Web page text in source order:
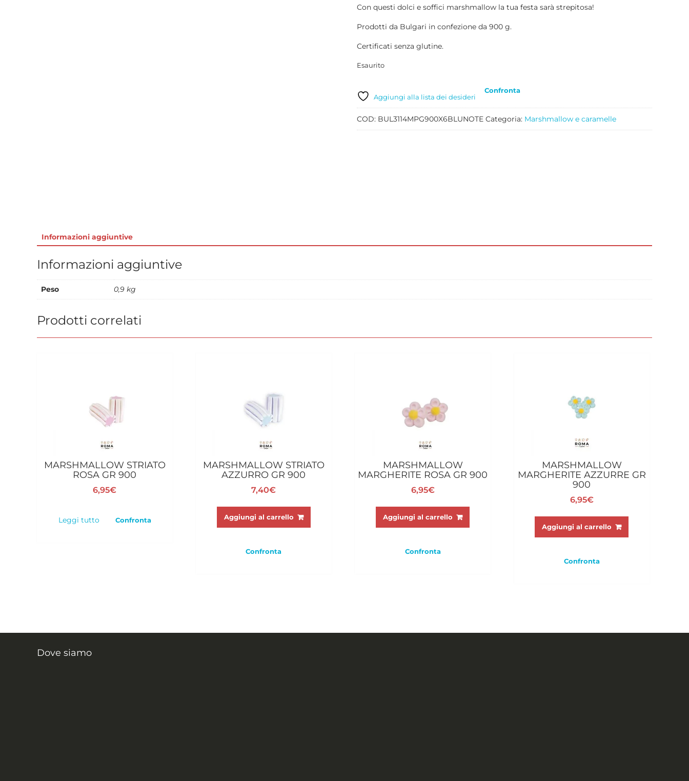
Con questi dolci e soffici marshmallow la tua festa sarà strepitosa!
Prodotti da Bulgari in confezione da 900 g.
Certificati senza glutine.
Esaurito
Aggiungi alla lista dei desideri
Confronta
COD: BUL3114MPG900X6BLUNOTE Categoria: Marshmallow e caramelle
Informazioni aggiuntive
Informazioni aggiuntive
Peso 0,9 kg
Prodotti correlati
MARSHMALLOW STRIATO
ROSA GR 900
6,95€
Leggi tutto Confronta
MARSHMALLOW STRIATO
AZZURRO GR 900
7,40€
Aggiungi al carrello
Confronta
MARSHMALLOW
MARGHERITE ROSA GR 900
6,95€
Aggiungi al carrello
Confronta
MARSHMALLOW
MARGHERITE AZZURRE GR
900
6,95€
Aggiungi al carrello
Confronta
Dove siamo